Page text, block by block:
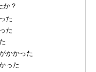
か？
た
た
かかった
った